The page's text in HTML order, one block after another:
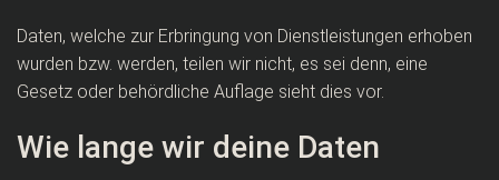
Daten, welche zur Erbringung von Dienstleistungen erhoben
wurden bzw. werden, teilen wir nicht, es sei denn, eine
Gesetz oder behördliche Auflage sieht dies vor.
Wie lange wir deine Daten